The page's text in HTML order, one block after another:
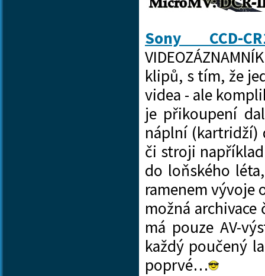
Sony CCD-
klipů, s tím, že
videa - ale
je přikoupení
náplní (kartridží)
či stroji
do loňského
ramenem vývoje
možná
má pouze AV-
každý poučený
poprvé…